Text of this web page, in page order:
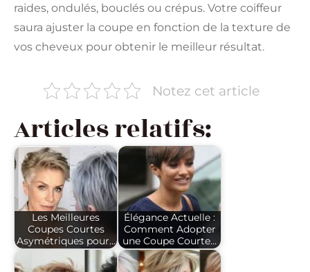
raides, ondulés, bouclés ou crépus. Votre coiffeur
saura ajuster la coupe en fonction de la texture de
vos cheveux pour obtenir le meilleur résultat.
Notez cet article
Articles relatifs:
Les Meilleures
Coupes Courtes
Asymétriques pour…
Élégance Actuelle :
Comment Adopter
une Coupe Courte…